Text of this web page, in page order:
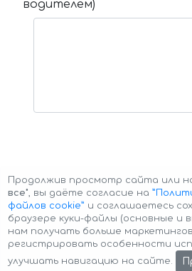
водителем)
Авторские права © 2026 Авто-
Продолжив просмотр сайта или
все", вы даёте согласие на
файлов cookie” и соглашаетесь
браузере куки-файлы (основные и
нам получать больше
регистрировать особенности
улучшать навигацию на сайте.